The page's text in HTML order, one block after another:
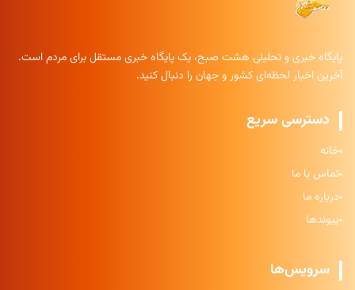
پایگاه خبری و تحلیلی هشت صبح، یک پایگاه خبری مستقل برای مردم است.
آخرین اخبار لحظه‌ای کشور و جهان را دنبال کنید.
دسترسی سریع
خانه
تماس با ما
درباره ما
پیوندها
سرویس‌ها